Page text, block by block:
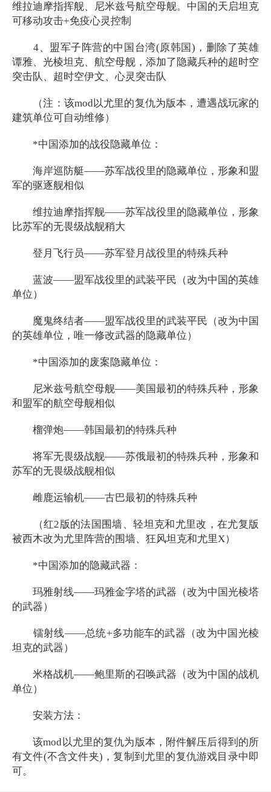
维拉迪摩指挥舰、尼米兹号航空母舰。中国的天启坦克
可移动攻击+免疫心灵控制
4、盟军子阵营的中国台湾(原韩国)，删除了英雄
谭雅、光棱坦克、航空母舰，添加了隐藏兵种的超时空
突击队、超时空伊文、心灵突击队
（注：该mod以尤里的复仇为版本，遭遇战玩家的
建筑单位可自动维修）
*中国添加的战役隐藏单位：
海岸巡防艇——苏军战役里的隐藏单位，形象和盟
军的驱逐舰相似
维拉迪摩指挥舰——苏军战役里的隐藏单位，形象
比苏军的无畏级战舰稍大
登月飞行员——苏军登月战役里的特殊兵种
蓝波——盟军战役里的武装平民（改为中国的英雄
单位）
魔鬼终结者——盟军战役里的武装平民（改为中国
的英雄单位，唯一修改武器的隐藏单位）
*中国添加的废案隐藏单位：
尼米兹号航空母舰——美国最初的特殊兵种，形象
和盟军的航空母舰相似
榴弹炮——韩国最初的特殊兵种
将军无畏级战舰——苏俄最初的特殊兵种，形象和
苏军的无畏级战舰相似
雌鹿运输机——古巴最初的特殊兵种
（红2版的法国围墙、轻坦克和尤里改，在尤复版
被西木改为尤里阵营的围墙、狂风坦克和尤里X）
*中国添加的隐藏武器：
玛雅射线——玛雅金字塔的武器（改为中国光棱塔
的武器）
镭射线——总统+多功能车的武器（改为中国光棱
坦克的武器）
米格战机——鲍里斯的召唤武器（改为中国的战机
单位）
安装方法：
该mod以尤里的复仇为版本，附件解压后得到的所
有文件(不含文件夹)，复制到尤里的复仇游戏目录中即
可。